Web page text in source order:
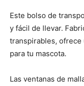
Este bolso de
y fácil de llevar.
transpirables, ofrece
para tu mascota.
Las ventanas de